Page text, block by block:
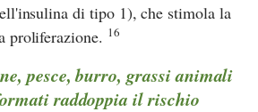
di tipo 1), che stimola la
proliferazione. 16
pesce, burro, grassi animali
raddoppia il rischio